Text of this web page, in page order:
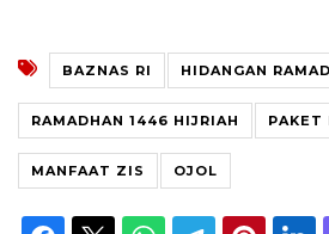
BAZNAS RI HIDANGAN
RAMADHAN 1446 HIJRIAH PAKET
MANFAAT ZIS OJOL